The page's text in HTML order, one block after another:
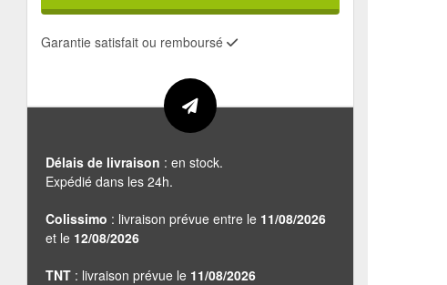
Garantie satisfait ou remboursé
Délais de livraison : en stock.
Expédié dans les 24h.
Colissimo : livraison prévue entre le 11/08/2026
et le 12/08/2026
TNT : livraison prévue le 11/08/2026